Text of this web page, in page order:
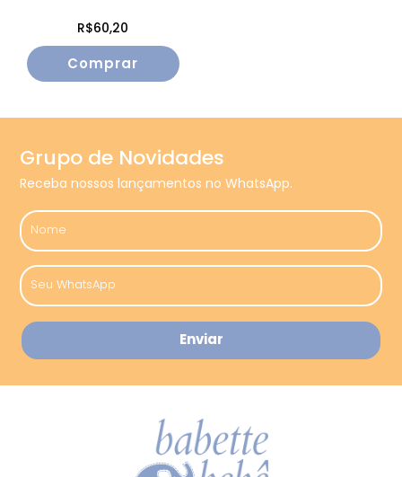
R$60,20
Grupo de Novidades
Receba nossos lançamentos no WhatsApp.